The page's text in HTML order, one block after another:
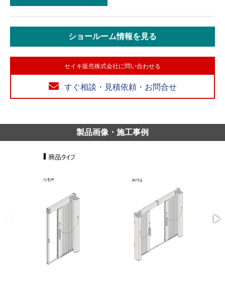
ショールーム情報を見る
セイキ販売株式会社に問い合わせる
すぐ相談・見積依頼・お問合せ
製品画像・施工事例